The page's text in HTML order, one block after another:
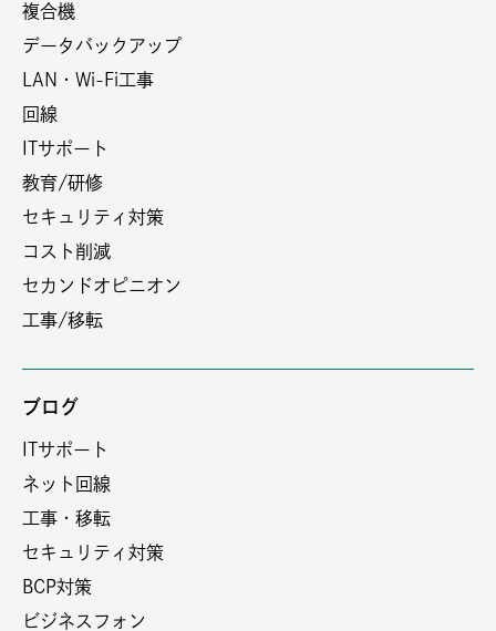
複合機
データバックアップ
LAN・Wi-Fi工事
回線
ITサポート
教育/研修
セキュリティ対策
コスト削減
セカンドオピニオン
工事/移転
ブログ
ITサポート
ネット回線
工事・移転
セキュリティ対策
BCP対策
ビジネスフォン